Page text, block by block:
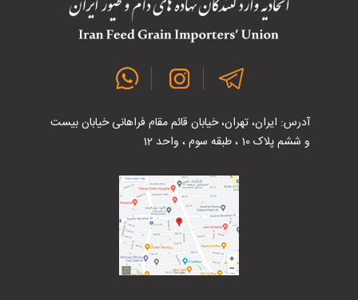
آدرس: ایران، تهران، خیابان قائم مقام فراهانی خیابان بیست
و ششم پلاک 10 ، طبقه سوم ، واحد 12